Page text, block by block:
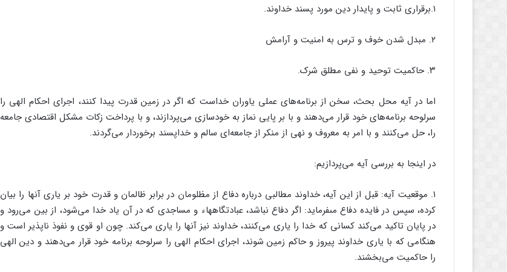
۱.برقرارى ثابت و پایدار دین مورد پسند خداوند.
۲. مبدل شدن خوف و ترس به امنیت و آرامش
۳. حاکمیت توحید و نفى مطلق شرک.
اما در آیه محل بحث، سخن از برنامه‌‌هاى عملى یاوران خداست که اگر در زمین قدرت پیدا کنند، اجراى احکام الهى را
سرلوحه برنامه‌‌هاى خود قرار مى‌‌دهند و با بر پایى نماز به خودسازى مى‌‌پردازند، و با پرداخت زکات مشکل اقتصادى جامعه
را، حل مى‌‌کنند و با امر به معروف و نهى از منکر از جامعه‌‌اى سالم و خداپسند برخوردار مى‌‌گردند.
در اینجا به بررسى آیه مى‌پردازیم:
۱. موقعیت آیه: قبل از این آیه، خداوند مطالبى درباره دفاع از مظلومان در برابر ظالمان و قدرت خود بر یارى آنها را بیان
کرده، سپس در فایده دفاع مىفرماید: اگر دفاع نباشد، عبادتگاههاء و مساجدى که در آن یاد خدا مى‌‌شود، از بین مى‌‌رود و
در پایان تاکید مى‌‌کند کسانى که خدا را یارى مى‌‌کنند، خداوند نیز آنها را یارى مى‌‌کند. چون او قوى و نفوذ ناپذیر است و
هنگامى که با یارى خداوند پیروز و حاکم زمین شوند، اجراى احکام الهى را سرلوحه برنامه خود قرار مى‌‌دهند و دین الهى
را حاکمیت مى‌‌بخشند.